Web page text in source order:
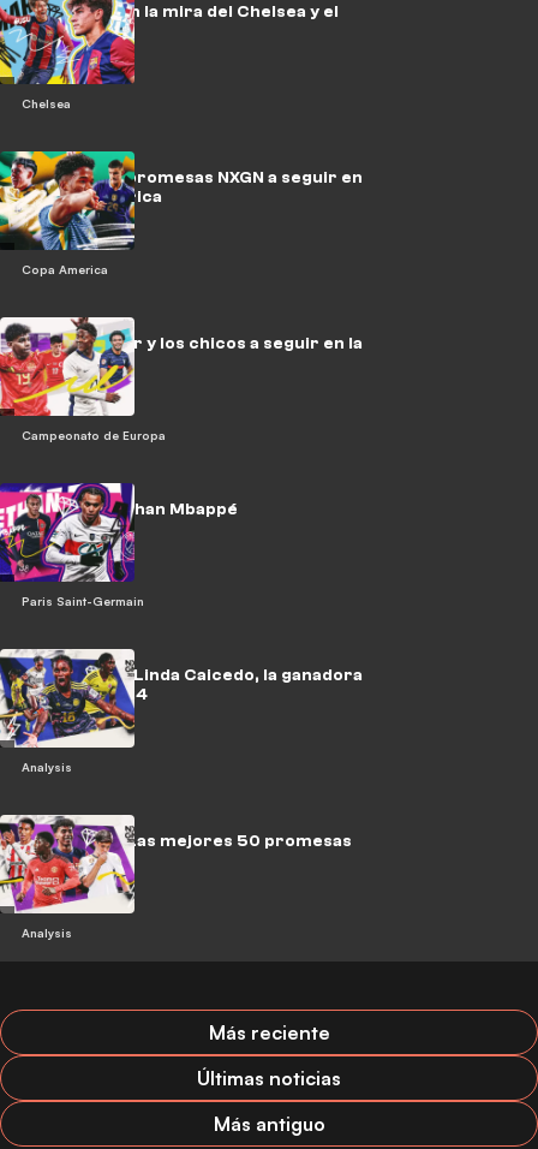
Chelsea
Marc Guiu, en la mira del Chelsea y el
Bayern
Copa America
Las jóvenes promesas NXGN a seguir en
la Copa América
Campeonato de Europa
Lamine, Güler y los chicos a seguir en la
Eurocopa
Paris Saint-Germain
La hora de Ethan Mbappé
Analysis
El camino de Linda Caicedo, la ganadora
del NXGN 2024
Analysis
NXGN 2024: Las mejores 50 promesas
del fútbol
Más reciente
Últimas noticias
Más antiguo